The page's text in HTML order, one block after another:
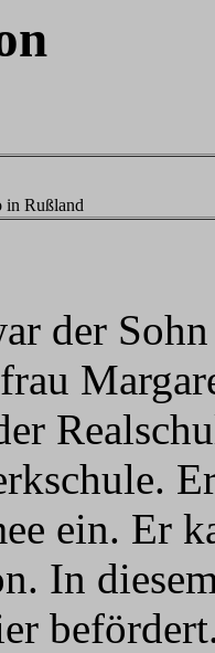
in Rußland
der
ein. Er
In